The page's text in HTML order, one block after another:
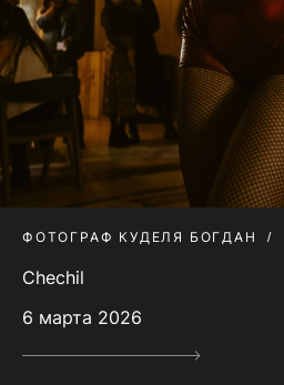
ФОТОГРАФ КУДЕЛЯ БОГДАН
Chechil
6 марта 2026